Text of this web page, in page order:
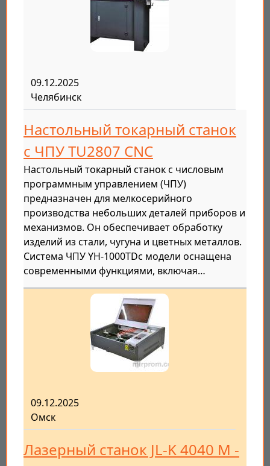
09.12.2025
Челябинск
Настольный токарный станок
с ЧПУ TU2807 CNC
Настольный токарный станок с числовым
программным управлением (ЧПУ)
предназначен для мелкосерийного
производства небольших деталей приборов и
механизмов. Он обеспечивает обработку
изделий из стали, чугуна и цветных металлов.
Система ЧПУ YH-1000TDc модели оснащена
современными функциями, включая…
09.12.2025
Омск
Лазерный станок JL-K 4040 M -